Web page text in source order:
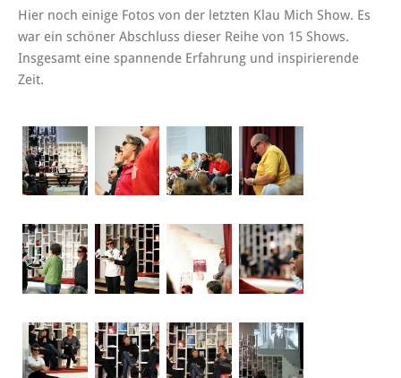
Hier noch einige Fotos von der letzten Klau Mich Show. Es
war ein schöner Abschluss dieser Reihe von 15 Shows.
Insgesamt eine spannende Erfahrung und inspirierende
Zeit.